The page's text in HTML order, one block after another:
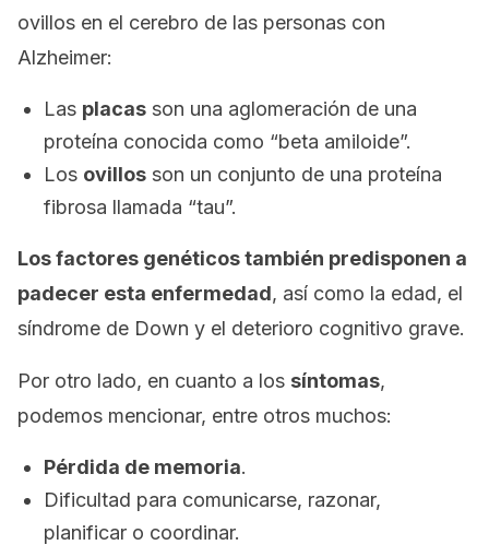
ovillos en el cerebro de las personas con
Alzheimer:
Las placas son una aglomeración de una
proteína conocida como “beta amiloide”.
Los ovillos son un conjunto de una proteína
fibrosa llamada “tau”.
Los factores genéticos también predisponen a
padecer esta enfermedad, así como la edad, el
síndrome de Down y el deterioro cognitivo grave.
Por otro lado, en cuanto a los síntomas,
podemos mencionar, entre otros muchos:
Pérdida de memoria.
Dificultad para comunicarse, razonar,
planificar o coordinar.